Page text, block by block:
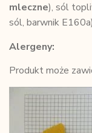
mleczne), sól
sól, barwnik
Alergeny:
Produkt może